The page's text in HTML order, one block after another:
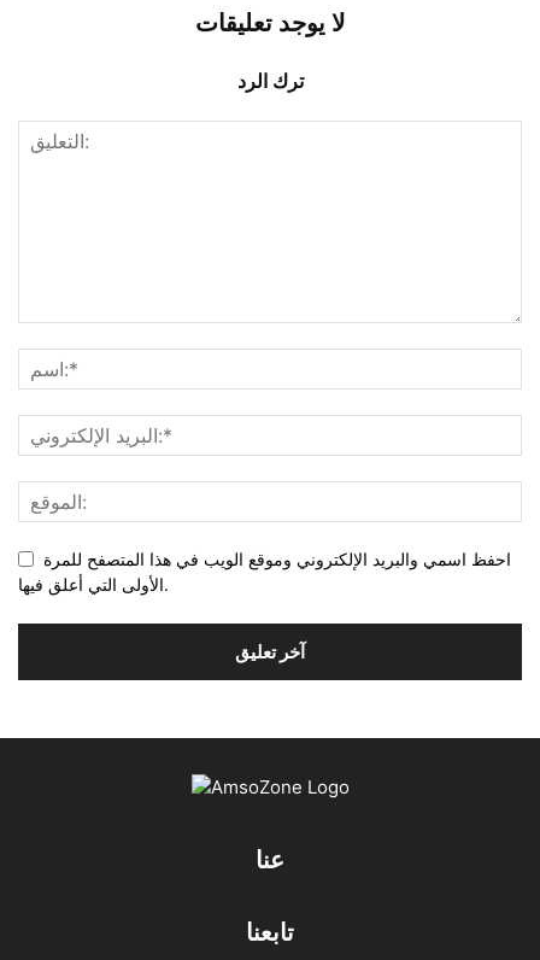
لا يوجد تعليقات
ترك الرد
احفظ اسمي والبريد الإلكتروني وموقع الويب في هذا المتصفح للمرة
الأولى التي أعلق فيها.
عنا
تابعنا